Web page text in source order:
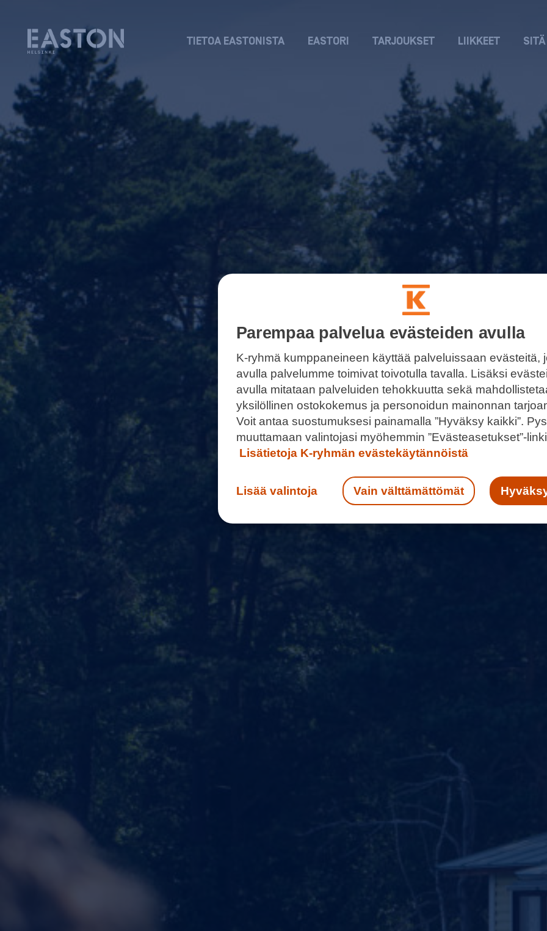
TIETOA EASTONISTA EASTORI TARJOUKSET LIIKKEET
Parempaa palvelua evästeiden avulla
K-ryhmä kumppaneineen käyttää palveluissaan evästeitä,
avulla palvelumme toimivat toivotulla tavalla. Lisäksi
avulla mitataan palveluiden tehokkuutta sekä
yksilöllinen ostokokemus ja personoidun mainonnan
Voit antaa suostumuksesi painamalla ”Hyväksy kaikki”.
muuttamaan valintojasi myöhemmin ”Evästeasetukset”-
Lisätietoja K-ryhmän evästekäytännöistä
Lisää valintoja Vain välttämättömät